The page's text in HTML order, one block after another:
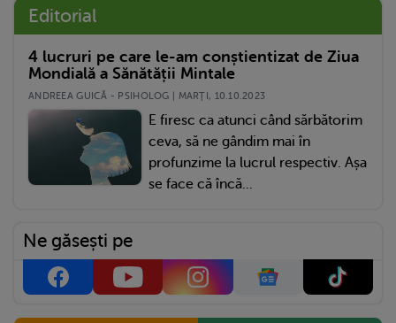
Editorial
4 lucruri pe care le-am conștientizat de Ziua
Mondială a Sănătății Mintale
ANDREEA GUICĂ - PSIHOLOG | MARŢI, 10.10.2023
E firesc ca atunci când sărbătorim
ceva, să ne gândim mai în
profunzime la lucrul respectiv. Așa
se face că încă...
Ne găsești pe